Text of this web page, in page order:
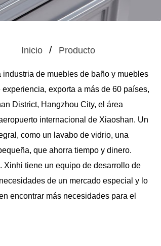
Inicio / Producto
de muebles de baño y muebles
exporta a más de 60 países,
District, Hangzhou City, el área
internacional de Xiaoshan. Un
como un lavabo de vidrio, una
que ahorra tiempo y dinero.
Xinhi tiene un equipo de desarrollo de
de un mercado especial y lo
encontrar más necesidades para el